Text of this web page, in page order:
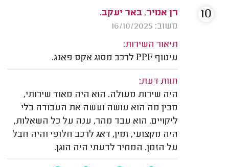
רן אמיר, באר יעקב.
משוב: 16/10/2025
תיאור השירות:
עיטוף PPF לרכב מסוג אקס פאנג.
חוות דעת:
היה שירות מעולה. הוא היה מאוד שירותי,
מבין מה הוא עושה ועשה את העבודה בלי
ליקויים. הוא עבד מהר, ענה על כל השאלות,
היה מקצועי, זמין, דאג לרכב חלופי והיה חבל
על הזמן. המחיר לדעתי היה הוגן.
10